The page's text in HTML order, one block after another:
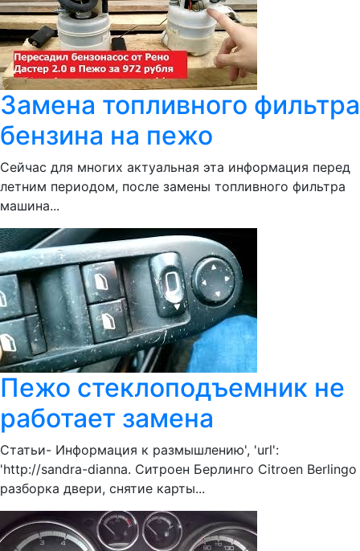
Замена топливного фильтра
бензина на пежо
Сейчас для многих актуальная эта информация перед
летним периодом, после замены топливного фильтра
машина...
Пежо стеклоподъемник не
работает замена
Статьи- Информация к размышлению', 'url':
'http://sandra-dianna. Ситроен Берлинго Citroen Berlingo
разборка двери, снятие карты...